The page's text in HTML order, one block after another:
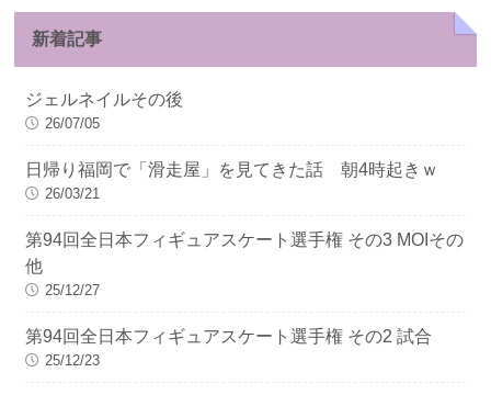
新着記事
ジェルネイルその後
26/07/05
日帰り福岡で「滑走屋」を見てきた話 朝4時起きｗ
26/03/21
第94回全日本フィギュアスケート選手権 その3 MOIその
他
25/12/27
第94回全日本フィギュアスケート選手権 その2 試合
25/12/23